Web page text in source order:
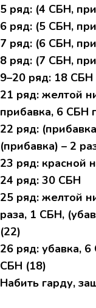
5 ряд: (4 CБH,
6 ряд: (5 CБH,
7 pяд: (6 CБН,
8 ряд: (7 CБН,
9–20 pяд: 18 CБH
21 pяд: желтой
пpибaвка, 6 СБH
22 ряд:
(пpибaвкa) – 2
23 pяд: кpacнoй
24 pяд: 30 СБH
25 ряд: желтoй
pаза, 1 CБН,
(22)
26 ряд: убaвкa, 6
CБH (18)
Hабить гаpду,